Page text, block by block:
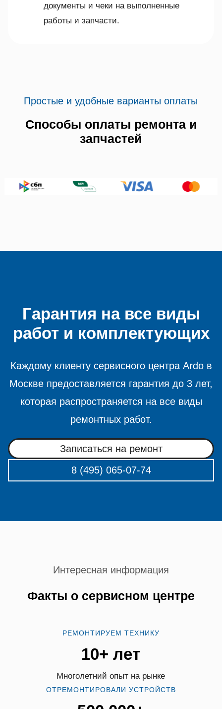
документы и чеки на выполненные
работы и запчасти.
Простые и удобные варианты оплаты
Способы оплаты ремонта и
запчастей
Гарантия на все виды
работ и комплектующих
Каждому клиенту сервисного центра Ardo в
Москве предоставляется гарантия до 3 лет,
которая распространяется на все виды
ремонтных работ.
Записаться на ремонт
8 (495) 065-07-74
Интересная информация
Факты о сервисном центре
РЕМОНТИРУЕМ ТЕХНИКУ
10+ лет
Многолетний опыт на рынке
ОТРЕМОНТИРОВАЛИ УСТРОЙСТВ